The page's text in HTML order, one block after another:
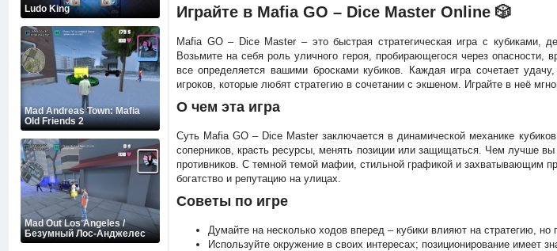
Ludo King
Mad Andreas Town: Mafia
Old Friends 2
Mad Out Los Angeles /
Безумный Лос-Анджелес
Играйте в Mafia GO – Dice Master Online 🎲
Mafia GO – Dice Master – это быстрая стратегическая игра с кубиками,
Возьмите на себя роль уличного героя, пробирающегося через
все определяется вашими бросками кубиков. Каждая игра сочетает
игроков, которые любят стратегию в сочетании с экшеном. Играйте в неё
О чем эта игра
Суть Mafia GO – Dice Master заключается в динамической механике
соперников, красть ресурсы, менять позиции или защищаться. Чем лучше
противников. С темной темой мафии, стильной графикой и захватывающим
богатство и репутацию на улицах.
Советы по игре
Думайте на несколько ходов вперед – кубики влияют на стратегию, но
Используйте окружение в своих интересах; позиционирование имеет